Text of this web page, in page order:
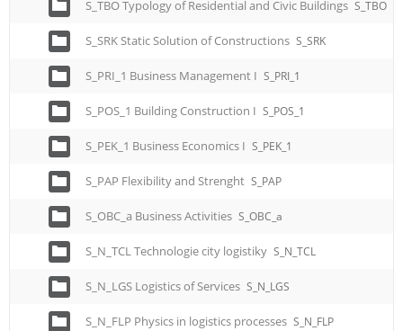
S_TBO Typology of Residential and Civic Buildings S_TBO
S_SRK Static Solution of Constructions S_SRK
S_PRI_1 Business Management I S_PRI_1
S_POS_1 Building Construction I S_POS_1
S_PEK_1 Business Economics I S_PEK_1
S_PAP Flexibility and Strenght S_PAP
S_OBC_a Business Activities S_OBC_a
S_N_TCL Technologie city logistiky S_N_TCL
S_N_LGS Logistics of Services S_N_LGS
S_N_FLP Physics in logistics processes S_N_FLP